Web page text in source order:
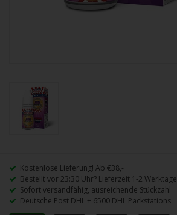
Kostenlose Lieferung! Ab €38,-
Bestellt vor 23:30 Uhr? Lieferzeit 1-2 Werktage
Sofort versandfähig, ausreichende Stückzahl
Deutsche Post DHL + 6500 DHL Packstations